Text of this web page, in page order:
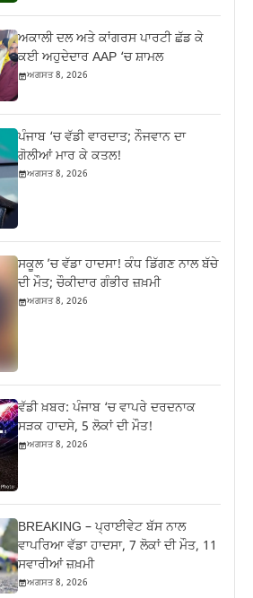
ਅਕਾਲੀ ਦਲ ਅਤੇ ਕਾਂਗਰਸ ਪਾਰਟੀ ਛੱਡ ਕੇ
ਕਈ ਅਹੁਦੇਦਾਰ AAP ‘ਚ ਸ਼ਾਮਲ
ਅਗਸਤ 8, 2026
ਪੰਜਾਬ ‘ਚ ਵੱਡੀ ਵਾਰਦਾਤ; ਨੌਜਵਾਨ ਦਾ
ਗੋਲੀਆਂ ਮਾਰ ਕੇ ਕਤਲ!
ਅਗਸਤ 8, 2026
ਸਕੂਲ ’ਚ ਵੱਡਾ ਹਾਦਸਾ! ਕੰਧ ਡਿੱਗਣ ਨਾਲ ਬੱਚੇ
ਦੀ ਮੌਤ; ਚੌਕੀਦਾਰ ਗੰਭੀਰ ਜ਼ਖ਼ਮੀ
ਅਗਸਤ 8, 2026
ਵੱਡੀ ਖ਼ਬਰ: ਪੰਜਾਬ ‘ਚ ਵਾਪਰੇ ਦਰਦਨਾਕ
ਸੜਕ ਹਾਦਸੇ, 5 ਲੋਕਾਂ ਦੀ ਮੌਤ!
ਅਗਸਤ 8, 2026
BREAKING – ਪ੍ਰਾਈਵੇਟ ਬੱਸ ਨਾਲ
ਵਾਪਰਿਆ ਵੱਡਾ ਹਾਦਸਾ, 7 ਲੋਕਾਂ ਦੀ ਮੌਤ, 11
ਸਵਾਰੀਆਂ ਜ਼ਖ਼ਮੀ
ਅਗਸਤ 8, 2026